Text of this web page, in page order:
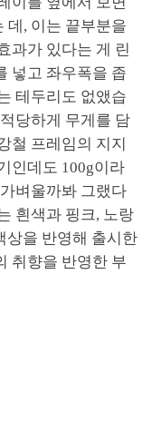
데, 이는 끝부분을
과가 있다는 게 린
넣고 좌우폭을 좁
테두리도 없앴습
당하게 무게를 담
철 프레임의 지지
인데도 100g이라
벼울까봐 그랬다
흰색과 핑크, 노랑
상을 반영해 출시한
취향을 반영한 부